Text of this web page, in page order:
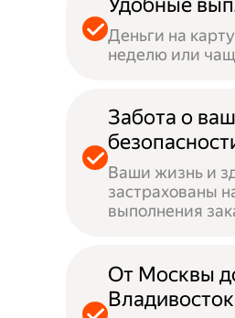
Удобные
Деньги на
неделю или
Забота о
Ваши жизнь и
застрахованы
выполнения
От Москвы